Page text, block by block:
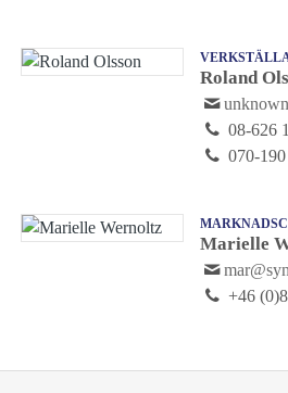
Roland
08-626
070-
Marielle
+46